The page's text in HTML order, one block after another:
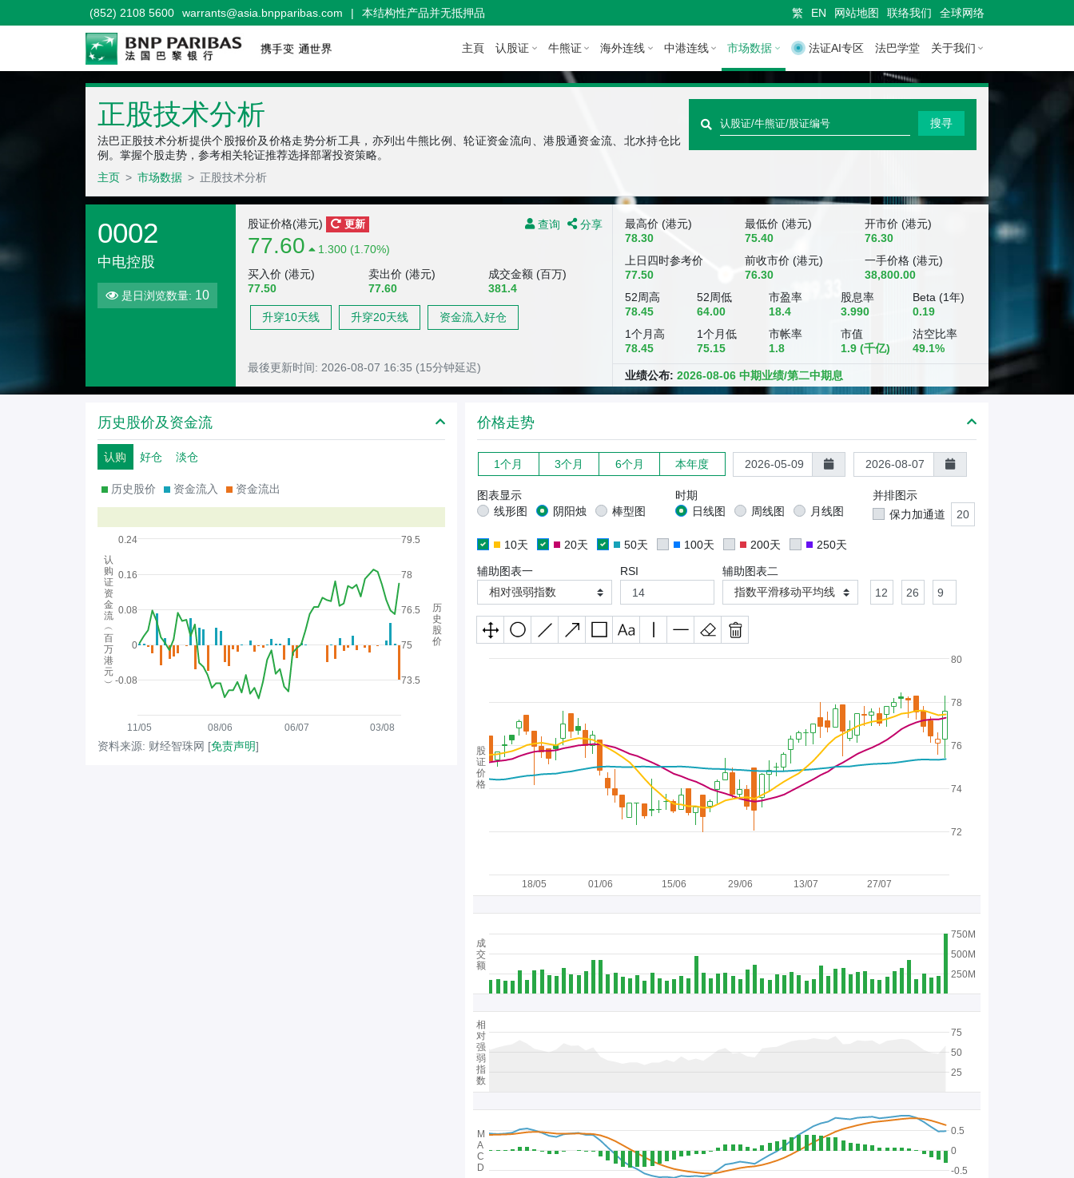
(852) 2108 5600 warrants@asia.bnpparibas.com | 本结构性产品并无抵押品 繁 EN 网站地图 联络我们 全球网络
主頁 认股证 牛熊证 海外连线 中港连线 市场数据 法证AI专区 法巴学堂 关于我们
正股技术分析
法巴正股技术分析提供个股报价及价格走势分析工具，亦列出牛熊比例、轮证资金流向、港股通资金流、北水持仓比
例。掌握个股走势，参考相关轮证推荐选择部署投资策略。
主页
市场数据 正股技术分析
快
速
寻
/
牛
熊
证
股
搜寻
0002
中电控股
是日浏览数量: 10
查询 分享
股证价格(港元) 更新
77.60
1.300 (1.70%)
买入价 (港元)
77.50
卖出价 (港元)
77.60
成交金额 (百万)
381.4
升穿10天线 升穿20天线 资金流入好仓
最後更新时间: 2026-08-07 16:35 (15分钟延迟)
最高价 (港元)
78.30
最低价 (港元)
75.40
开市价 (港元)
76.30
上日四时参考价
77.50
前收市价 (港元)
76.30
一手价格 (港元)
38,800.00
52周高
78.45
52周低
64.00
市盈率
18.4
股息率
3.990
Beta (1年)
0.19
1个月高
78.45
1个月低
75.15
市帐率
1.8
市值
1.9(千亿)
沽空比率
49.1%
业绩公布:2026-08-06 中期业绩/第二中期息
历史股价及资金流
认购 好仓 淡仓
历史股价 资金流入 资金流出
11/05 08/06 06/07 03/08
-0.08
0
0.08
0.16
0.24
73.5
75
76.5
78
79.5
认
购
证
资
金
流
︵
百
万
港
元
︶
历
史
股
价
资料来源: 财经智珠网 [免责声明]
价格走势
1个月 3个月 6个月 本年度
图表显示
线形图
阴阳烛 棒型图
时期
日线图
周线图 月线图
并排图示
保力加通道
10天 20天 50天 100天 200天 250天
辅助图表一
相对强弱指数
RSI
辅助图表二
指数平滑移动平均线
18/05 01/06 15/06 29/06 13/07 27/07
250M
500M
750M
25
50
75
-0.5
0
0.5
72
74
76
78
80
股
证
价
格
成
交
额
相
对
强
弱
指
数
M
A
C
D